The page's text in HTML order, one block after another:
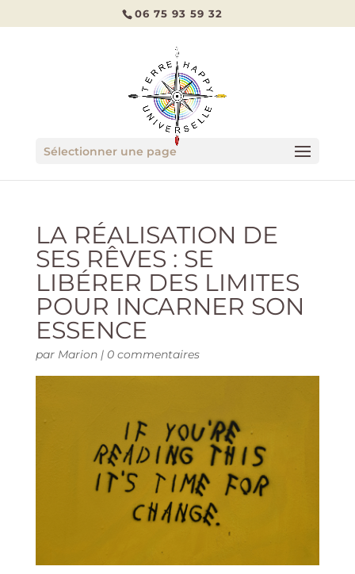
06 75 93 59 32
Sélectionner une page
LA RÉALISATION DE
SES RÊVES : SE
LIBÉRER DES LIMITES
POUR INCARNER SON
ESSENCE
par Marion| 0 commentaires